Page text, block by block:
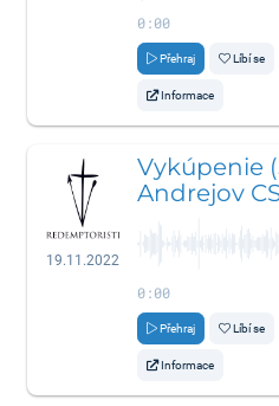
0:00
Přehraj Líbí se
Informace
19.11.2022
Vykúpenie
Andrejov
0:00
Přehraj Líbí se
Informace